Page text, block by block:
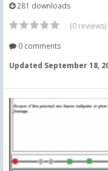
281 downloads
(0 reviews)
0 comments
Updated September 18,